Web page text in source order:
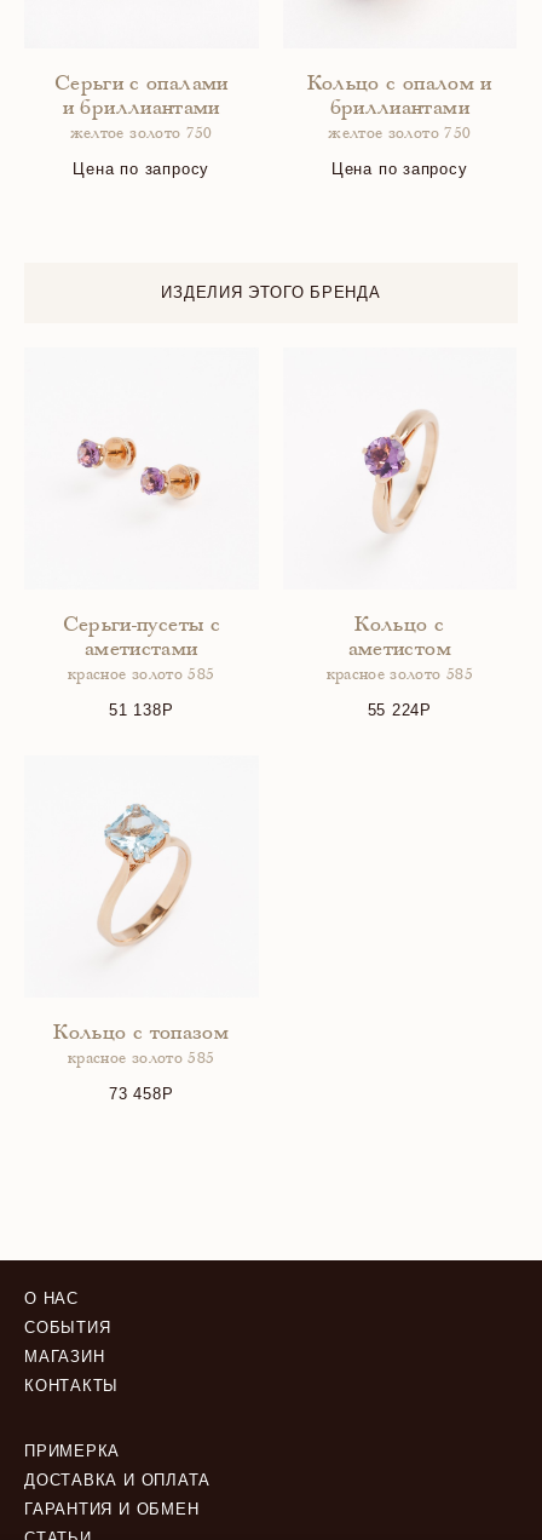
Серьги с опалами
и бриллиантами
желтое золото 750
Цена по запросу
Кольцо с опалом и
бриллиантами
желтое золото 750
Цена по запросу
ИЗДЕЛИЯ ЭТОГО БРЕНДА
Серьги-пусеты с
аметистами
красное золото 585
51 138
Кольцо с
аметистом
красное золото 585
55 224
Кольцо с топазом
красное золото 585
73 458
О НАС
СОБЫТИЯ
МАГАЗИН
КОНТАКТЫ
ПРИМЕРКА
ДОСТАВКА И ОПЛАТА
ГАРАНТИЯ И ОБМЕН